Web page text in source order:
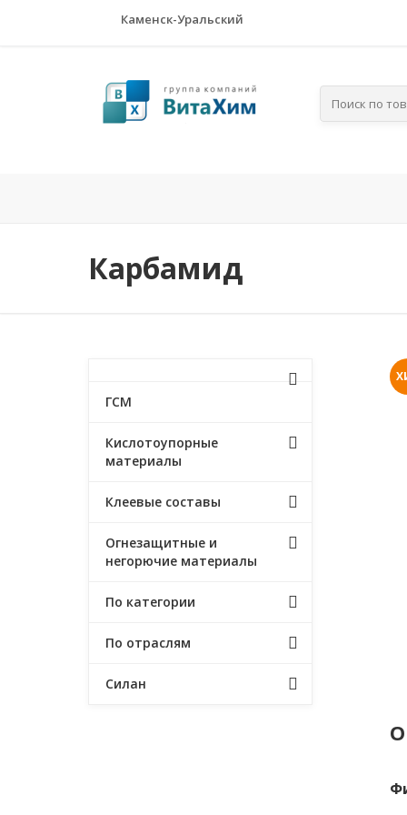
Каменск-Уральский
Карбамид
ГСМ
Кислотоупорные
материалы
Клеевые составы
Огнезащитные и
негорючие материалы
По категории
По отраслям
Силан